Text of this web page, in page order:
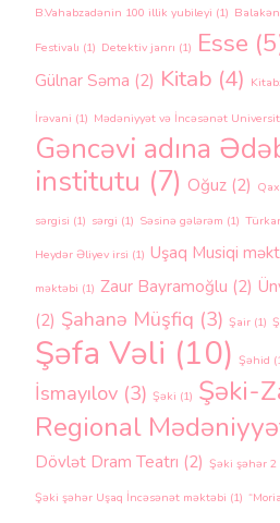
B.Vahabzadənin 100 illik yubileyi (1) Balakən
Festivalı (1) Detektiv janrı (1) Esse
Gülnar Səma (2) Kitab (4)
İrəvani (1) Mədəniyyət və İncəsənət
Gəncəvi adına
institutu (7) Oğuz (2)
sərgisi (1) sərgi (1) Səsinə gələrəm (1)
Heydər Əliyev irsi (1) Uşaq Musiqi
məktəbi (1) Zaur Bayramoğlu (2)
(2) Şahanə Müşfiq (3) Şair (1)
Şəfa Vəli (10) Şəhid
İsmayılov (3) Şəki (1) Şəki-
Regional
Dövlət Dram Teatrı (2) Şəki şəhər
Şəki şəhər Uşaq İncəsənət məktəbi (1)